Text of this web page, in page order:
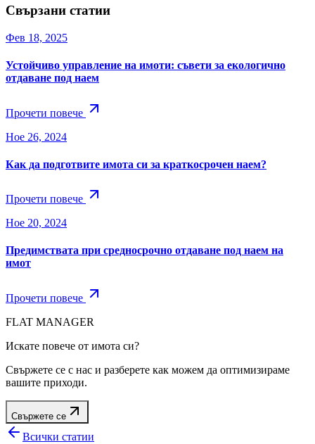
Свързани статии
Фев 18, 2025
Устойчиво управление на имоти: съвети за екологично
отдаване под наем
Прочети повече
Ное 26, 2024
Как да подготвите имота си за краткосрочен наем?
Прочети повече
Ное 20, 2024
Предимствата при средносрочно отдаване под наем на
имот
Прочети повече
FLAT MANAGER
Искате повече от имота си?
Свържете се с нас и разберете как можем да оптимизираме
вашите приходи.
Свържете се
Всички статии